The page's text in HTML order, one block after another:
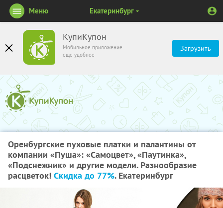
КупиКупон
Мобильное приложение
ещё удобнее
Загрузить
Меню Екатеринбург
Оренбургские пуховые платки и палантины от
компании «Пуша»: «Самоцвет», «Паутинка»,
«Подснежник» и другие модели. Разнообразие
расцветок! Скидка до 77%. Екатеринбург